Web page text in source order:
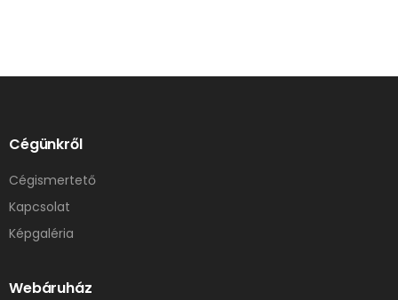
Cégünkről
Cégismertető
Kapcsolat
Képgaléria
Webáruház